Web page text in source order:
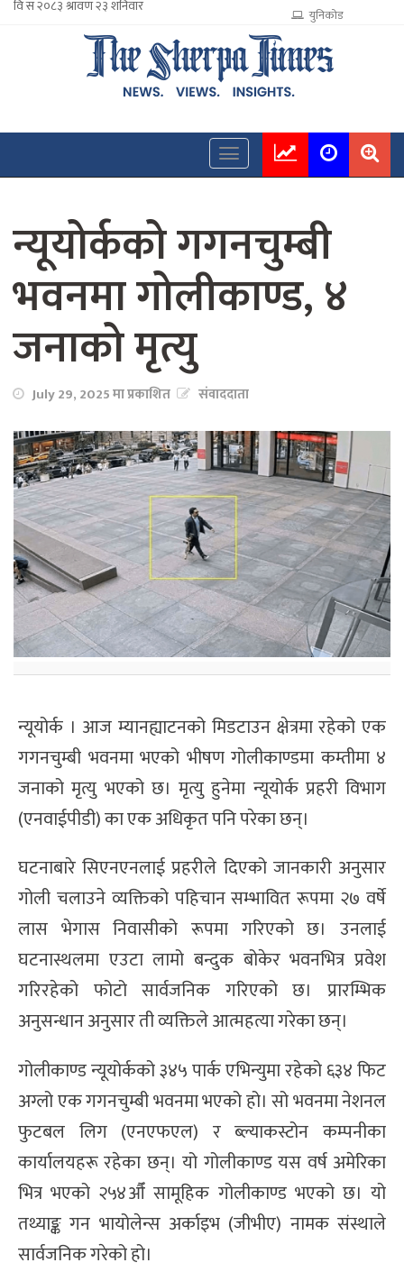
युनिकोड
न्यूयोर्कको गगनचुम्बी
भवनमा गोलीकाण्ड, ४
जनाको मृत्यु
July 29, 2025 मा प्रकाशित संवाददाता
न्यूयोर्क । आज म्यानह्याटनको मिडटाउन क्षेत्रमा रहेको एक
गगनचुम्बी भवनमा भएको भीषण गोलीकाण्डमा कम्तीमा ४
जनाको मृत्यु भएको छ। मृत्यु हुनेमा न्यूयोर्क प्रहरी विभाग
(एनवाईपीडी) का एक अधिकृत पनि परेका छन्।
घटनाबारे सिएनएनलाई प्रहरीले दिएको जानकारी अनुसार
गोली चलाउने व्यक्तिको पहिचान सम्भावित रूपमा २७ वर्षे
लास भेगास निवासीको रूपमा गरिएको छ। उनलाई
घटनास्थलमा एउटा लामो बन्दुक बोकेर भवनभित्र प्रवेश
गरिरहेको फोटो सार्वजनिक गरिएको छ। प्रारम्भिक
अनुसन्धान अनुसार ती व्यक्तिले आत्महत्या गरेका छन्।
गोलीकाण्ड न्यूयोर्कको ३४५ पार्क एभिन्युमा रहेको ६३४ फिट
अग्लो एक गगनचुम्बी भवनमा भएको हो। सो भवनमा नेशनल
फुटबल लिग (एनएफएल) र ब्ल्याकस्टोन कम्पनीका
कार्यालयहरू रहेका छन्। यो गोलीकाण्ड यस वर्ष अमेरिका
भित्र भएको २५४औँ सामूहिक गोलीकाण्ड भएको छ। यो
तथ्याङ्क गन भायोलेन्स अर्काइभ (जीभीए) नामक संस्थाले
सार्वजनिक गरेको हो।